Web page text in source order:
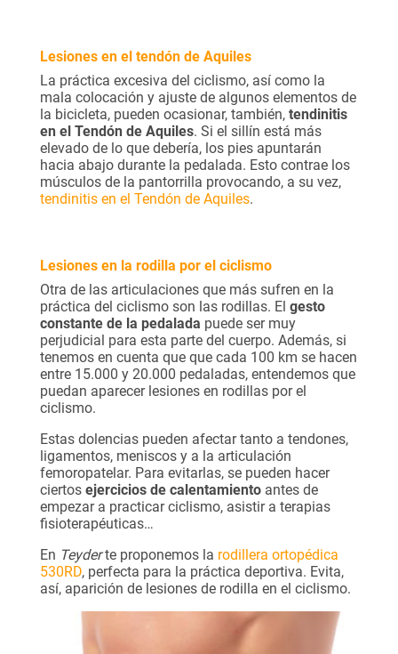
Lesiones en el tendón de Aquiles
La práctica excesiva del ciclismo, así como la
mala colocación y ajuste de algunos elementos de
la bicicleta, pueden ocasionar, también, tendinitis
en el Tendón de Aquiles. Si el sillín está más
elevado de lo que debería, los pies apuntarán
hacia abajo durante la pedalada. Esto contrae los
músculos de la pantorrilla provocando, a su vez,
tendinitis en el Tendón de Aquiles.
Lesiones en la rodilla por el ciclismo
Otra de las articulaciones que más sufren en la
práctica del ciclismo son las rodillas. El gesto
constante de la pedalada puede ser muy
perjudicial para esta parte del cuerpo. Además, si
tenemos en cuenta que que cada 100 km se hacen
entre 15.000 y 20.000 pedaladas, entendemos que
puedan aparecer lesiones en rodillas por el
ciclismo.
Estas dolencias pueden afectar tanto a tendones,
ligamentos, meniscos y a la articulación
femoropatelar. Para evitarlas, se pueden hacer
ciertos ejercicios de calentamiento antes de
empezar a practicar ciclismo, asistir a terapias
fisioterapéuticas…
En Teyderte proponemos la rodillera ortopédica
530RD, perfecta para la práctica deportiva. Evita,
así, aparición de lesiones de rodilla en el ciclismo.